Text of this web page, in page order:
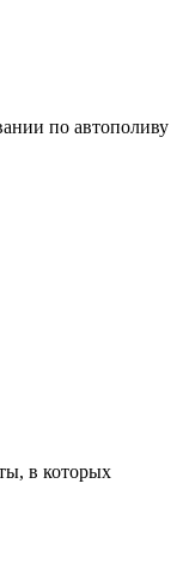
по автополиву
в которых